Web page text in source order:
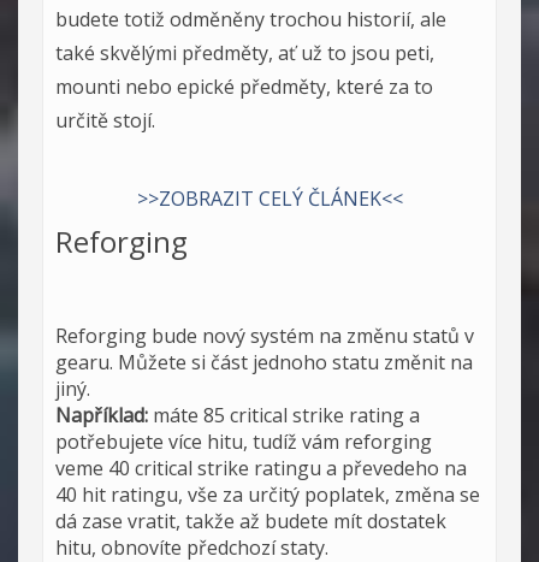
budete totiž odměněny trochou historií, ale
také skvělými předměty, ať už to jsou peti,
mounti nebo epické předměty, které za to
určitě stojí.
>>ZOBRAZIT CELÝ ČLÁNEK<<
Reforging
Reforging bude nový systém na změnu statů v
gearu. Můžete si část jednoho statu změnit na
jiný.
Například: máte 85 critical strike rating a
potřebujete více hitu, tudíž vám reforging
veme 40 critical strike ratingu a převedeho na
40 hit ratingu, vše za určitý poplatek, změna se
dá zase vratit, takže až budete mít dostatek
hitu, obnovíte předchozí staty.